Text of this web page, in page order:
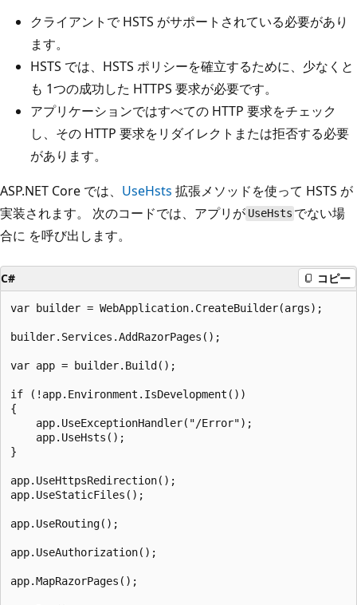
クライアントで HSTS がサポートされている必要があり
ます。
HSTS では、HSTS ポリシーを確立するために、少なくと
も 1つの成功した HTTPS 要求が必要です。
アプリケーションではすべての HTTP 要求をチェック
し、その HTTP 要求をリダイレクトまたは拒否する必要
があります。
ASP.NET Core では、 UseHsts 拡張メソッドを使って HSTS が
実装されます。 次のコードでは、アプリが UseHsts でない場
合に を呼び出します。
C# コピー
var builder = WebApplication.CreateBuilder(args);
builder.Services.AddRazorPages();
var app = builder.Build();
if (!app.Environment.IsDevelopment())
{
    app.UseExceptionHandler("/Error");
    app.UseHsts();
}
app.UseHttpsRedirection();
app.UseStaticFiles();
app.UseRouting();
app.UseAuthorization();
app.MapRazorPages();